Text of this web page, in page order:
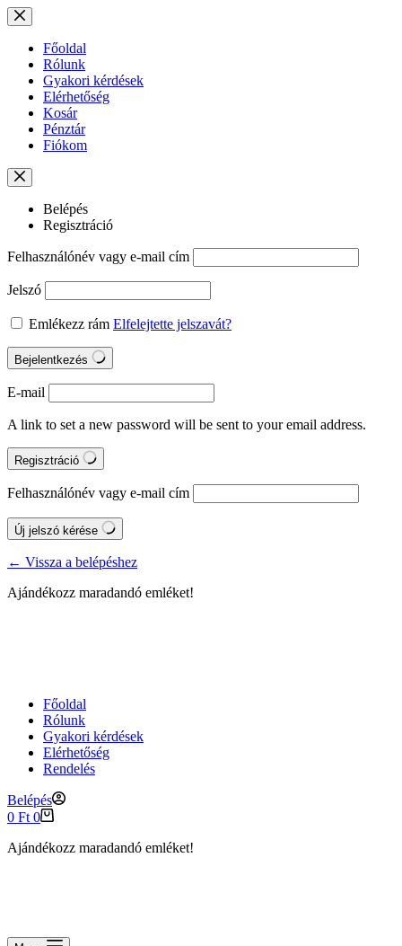
Skip
to
contentFőoldal
Rólunk
Gyakori kérdések
Elérhetőség
Kosár
Pénztár
Fiókom
Belépés
Regisztráció
Felhasználónév vagy e-mail cím
Jelszó
Emlékezz rám Elfelejtette jelszavát?
Bejelentkezés
E-mail
A link to set a new password will be sent to your email address.
Regisztráció
Felhasználónév vagy e-mail cím
Új jelszó kérése
← Vissza a belépéshez
Ajándékozz maradandó emléket!
Főoldal
Rólunk
Gyakori kérdések
Elérhetőség
Rendelés
Belépés
Shopping
0 Ft 0
Ajándékozz maradandó emléket!